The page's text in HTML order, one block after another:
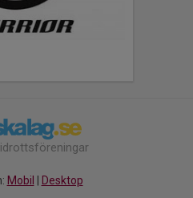
idrottsföreningar
Mobil Desktop